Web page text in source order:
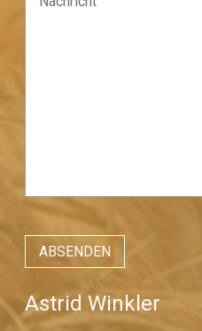
Astrid Winkler